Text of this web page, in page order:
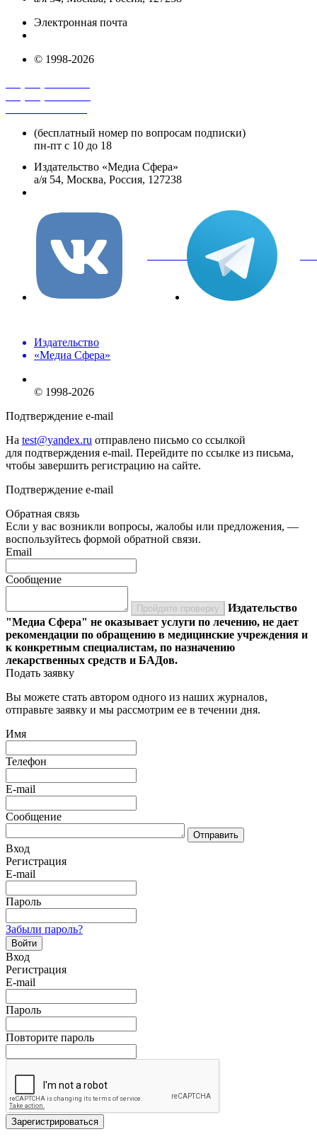
Электронная почта
© 1998-2026
(бесплатный номер по вопросам подписки)
пн-пт с 10 до 18
Издательство «Медиа Сфера»
а/я 54, Москва, Россия, 127238
вКонтакте
Издательство
«Медиа Сфера»
© 1998-2026
Подтверждение e-mail
На test@yandex.ru отправлено письмо со ссылкой
для подтверждения e-mail. Перейдите по ссылке из письма,
чтобы завершить регистрацию на сайте.
Подтверждение e-mail
Обратная связь
Если у вас возникли вопросы, жалобы или предложения, —
воспользуйтесь формой обратной связи.
Email
Сообщение
Пройдите проверку
Издательство
"Медиа Сфера" не оказывает услуги по лечению, не дает
рекомендации по обращению в медицинские учреждения и
к конкретным специалистам, по назначению
лекарственных средств и БАДов.
Подать заявку
Вы можете стать автором одного из наших журналов,
отправьте заявку и мы рассмотрим ее в течении дня.
Имя
Телефон
E-mail
Сообщение
Отправить
Вход
Регистрация
E-mail
Пароль
Забыли пароль?
Войти
Вход
Регистрация
E-mail
Пароль
Повторите пароль
Зарегистрироваться